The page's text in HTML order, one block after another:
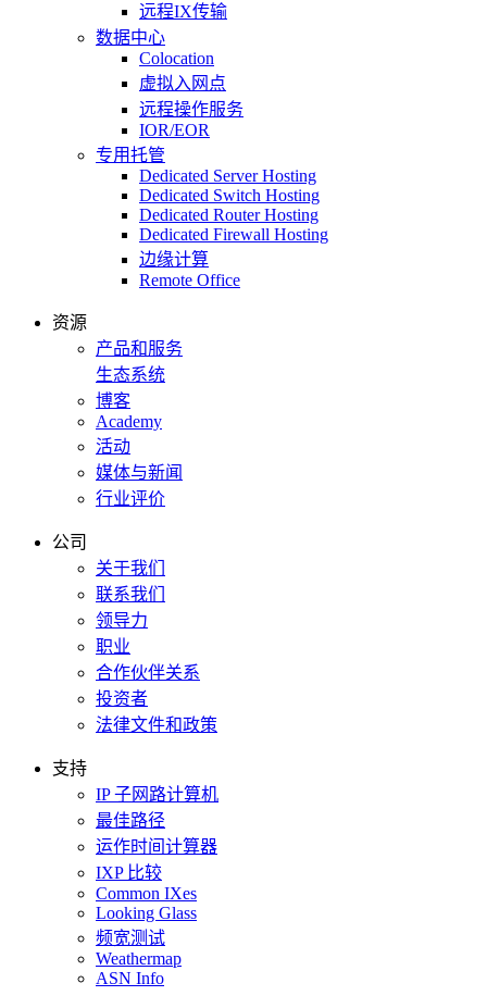
远程IX传输
数据中心
Colocation
虚拟入网点
远程操作服务
IOR/EOR
专用托管
Dedicated Server Hosting
Dedicated Switch Hosting
Dedicated Router Hosting
Dedicated Firewall Hosting
边缘计算
Remote Office
资源
产品和服务
生态系统
博客
Academy
活动
媒体与新闻
行业评价
公司
关于我们
联系我们
领导力
职业
合作伙伴关系
投资者
法律文件和政策
支持
IP 子网路计算机
最佳路径
运作时间计算器
IXP 比较
Common IXes
Looking Glass
频宽测试
Weathermap
ASN Info